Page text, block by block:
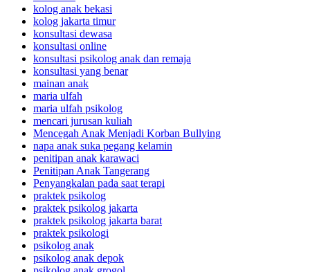
kolog anak bekasi
kolog jakarta timur
konsultasi dewasa
konsultasi online
konsultasi psikolog anak dan remaja
konsultasi yang benar
mainan anak
maria ulfah
maria ulfah psikolog
mencari jurusan kuliah
Mencegah Anak Menjadi Korban Bullying
napa anak suka pegang kelamin
penitipan anak karawaci
Penitipan Anak Tangerang
Penyangkalan pada saat terapi
praktek psikolog
praktek psikolog jakarta
praktek psikolog jakarta barat
praktek psikologi
psikolog anak
psikolog anak depok